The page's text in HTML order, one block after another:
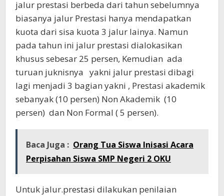
jalur prestasi berbeda dari tahun sebelumnya
biasanya jalur Prestasi hanya mendapatkan
kuota dari sisa kuota 3 jalur lainya. Namun
pada tahun ini jalur prestasi dialokasikan
khusus sebesar 25 persen, Kemudian ada
turuan juknisnya yakni jalur prestasi dibagi
lagi menjadi 3 bagian yakni , Prestasi akademik
sebanyak (10 persen) Non Akademik (10
persen) dan Non Formal ( 5 persen).
Baca Juga : Orang Tua Siswa Inisasi Acara
Perpisahan Siswa SMP Negeri 2 OKU
Untuk jalur.prestasi dilakukan penilaian